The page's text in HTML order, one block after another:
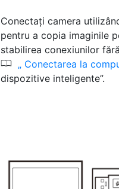
Conectați camera
pentru a copia imaginile
stabilirea conexiunilor
0 Conectarea la
dispozitive inteligente”.